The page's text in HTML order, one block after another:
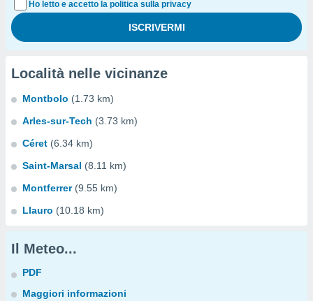
Ho letto e accetto la politica sulla privacy
Località nelle vicinanze
Montbolo (1.73 km)
Arles-sur-Tech (3.73 km)
Céret (6.34 km)
Saint-Marsal (8.11 km)
Montferrer (9.55 km)
Llauro (10.18 km)
Il Meteo...
PDF
Maggiori informazioni